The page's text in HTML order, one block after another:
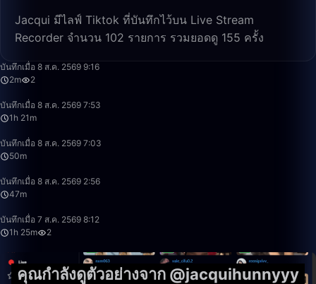
Jacqui มีไลฟ์ Tiktok ที่บันทึกไว้บน Live Stream
Recorder จำนวน 102 รายการ รวมยอดดู 155 ครั้ง
บันทึกเมื่อ 8 ส.ค. 2569 9:16
2m
2
บันทึกเมื่อ 8 ส.ค. 2569 7:53
1h 21m
บันทึกเมื่อ 8 ส.ค. 2569 7:03
50m
บันทึกเมื่อ 8 ส.ค. 2569 2:56
47m
บันทึกเมื่อ 7 ส.ค. 2569 8:12
1h 25m
2
คุณกำลังดูตัวอย่างจาก @jacquihunnyyy